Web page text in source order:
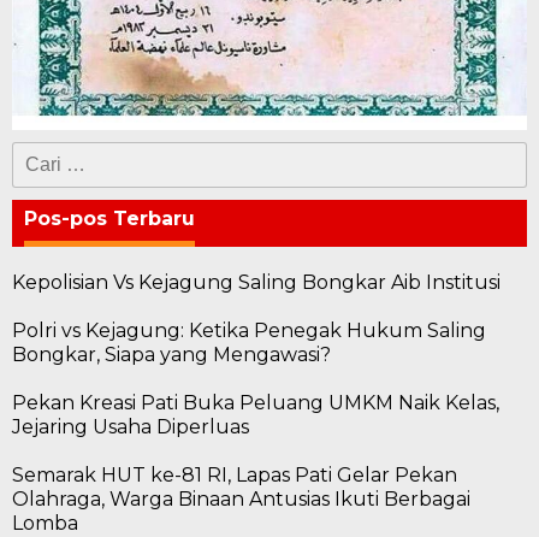
Cari
untuk:
Pos-pos Terbaru
Kepolisian Vs Kejagung Saling Bongkar Aib Institusi
Polri vs Kejagung: Ketika Penegak Hukum Saling
Bongkar, Siapa yang Mengawasi?
Pekan Kreasi Pati Buka Peluang UMKM Naik Kelas,
Jejaring Usaha Diperluas
Semarak HUT ke-81 RI, Lapas Pati Gelar Pekan
Olahraga, Warga Binaan Antusias Ikuti Berbagai
Lomba